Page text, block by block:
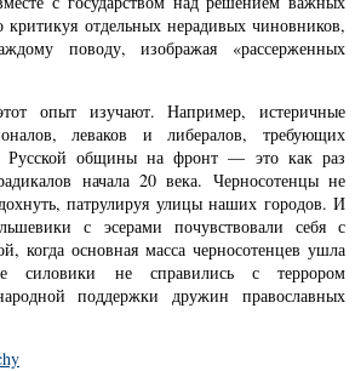
критикуя отдельных нерадивых чиновников,
поводу, изображая «рассерженных
опыт изучают. Например, истеричные
леваков и либералов, требующих
Русской общины на фронт — это как раз
начала 20 века. Черносотенцы не
патрулируя улицы наших городов. И
с эсерами почувствовали себя с
когда основная масса черносотенцев ушла
силовики не справились с террором
поддержки дружин православных